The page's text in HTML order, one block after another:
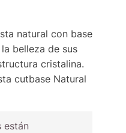
natural con base
belleza de sus
cristalina.
cutbase Natural
están